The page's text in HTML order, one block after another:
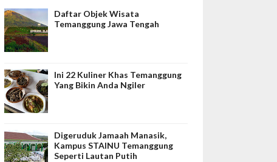
Daftar Objek Wisata
Temanggung Jawa Tengah
Ini 22 Kuliner Khas Temanggung
Yang Bikin Anda Ngiler
Digeruduk Jamaah Manasik,
Kampus STAINU Temanggung
Seperti Lautan Putih